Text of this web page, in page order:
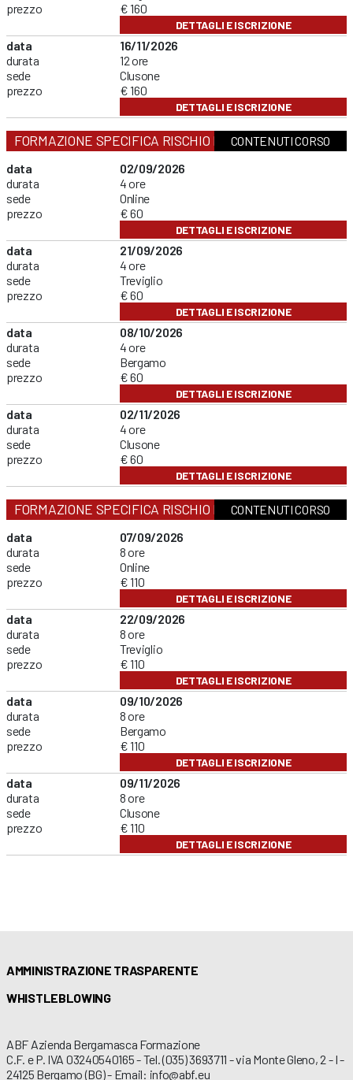
prezzo
€ 160
DETTAGLI E ISCRIZIONE
data
durata
sede
prezzo
16/11/2026
12 ore
Clusone
€ 160
DETTAGLI E ISCRIZIONE
FORMAZIONE SPECIFICA RISCHIO BASSOCONTENUTI CORSO
data
durata
sede
prezzo
02/09/2026
4 ore
Online
€ 60
DETTAGLI E ISCRIZIONE
data
durata
sede
prezzo
21/09/2026
4 ore
Treviglio
€ 60
DETTAGLI E ISCRIZIONE
data
durata
sede
prezzo
08/10/2026
4 ore
Bergamo
€ 60
DETTAGLI E ISCRIZIONE
data
durata
sede
prezzo
02/11/2026
4 ore
Clusone
€ 60
DETTAGLI E ISCRIZIONE
FORMAZIONE SPECIFICA RISCHIO MEDIOCONTENUTI CORSO
data
durata
sede
prezzo
07/09/2026
8 ore
Online
€ 110
DETTAGLI E ISCRIZIONE
data
durata
sede
prezzo
22/09/2026
8 ore
Treviglio
€ 110
DETTAGLI E ISCRIZIONE
data
durata
sede
prezzo
09/10/2026
8 ore
Bergamo
€ 110
DETTAGLI E ISCRIZIONE
data
durata
sede
prezzo
09/11/2026
8 ore
Clusone
€ 110
DETTAGLI E ISCRIZIONE
AMMINISTRAZIONE TRASPARENTE
WHISTLEBLOWING
ABF Azienda Bergamasca Formazione
C.F. e P. IVA 03240540165 - Tel. (035) 3693711 - via Monte Gleno, 2 - I -
24125 Bergamo (BG) - Email: info@abf.eu